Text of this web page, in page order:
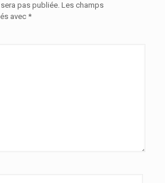
pas publiée. Les champs
avec *